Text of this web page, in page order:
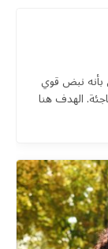
نبض قوي
الهدف هنا